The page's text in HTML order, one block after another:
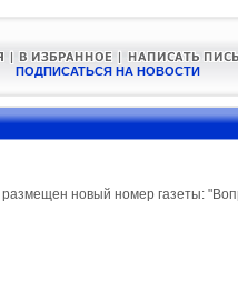
ПОДПИСАТЬСЯ НА НОВОСТИ
размещен новый номер газеты: